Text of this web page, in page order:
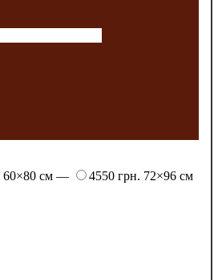
60×80 см — 4550 грн. 72×96 см